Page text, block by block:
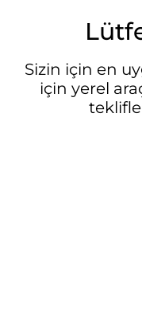
Sizin için en
için yerel